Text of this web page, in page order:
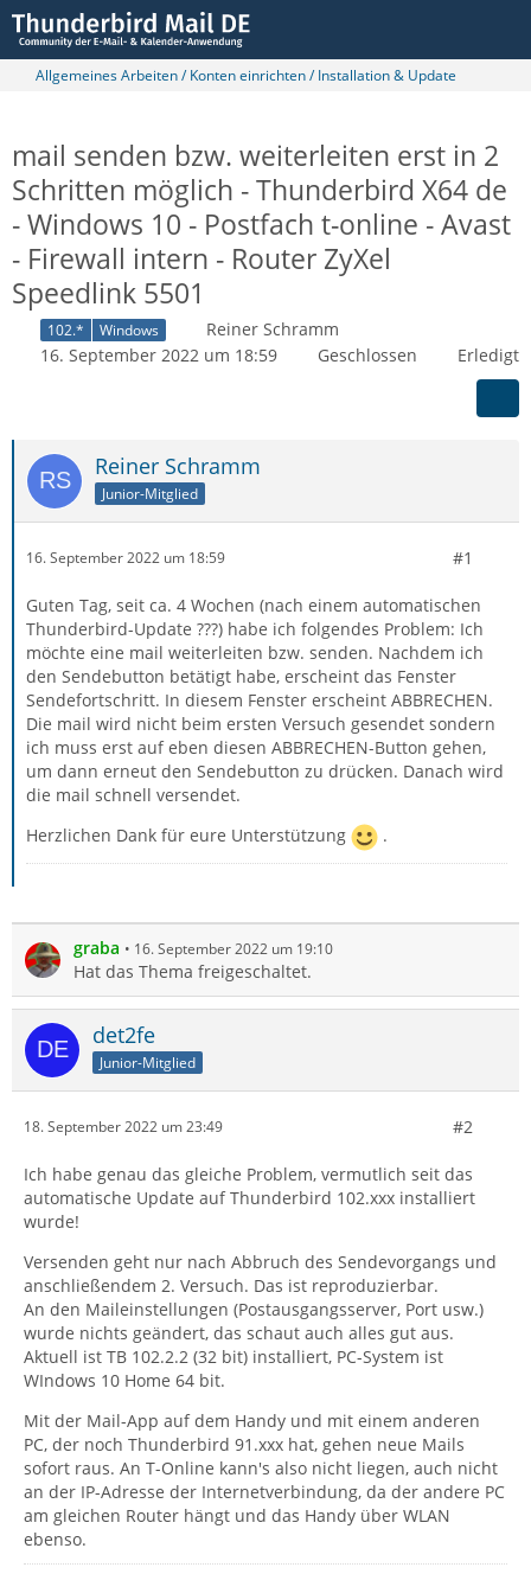
Allgemeines Arbeiten / Konten einrichten / Installation & Update
mail senden bzw. weiterleiten erst in 2
Schritten möglich - Thunderbird X64 de
- Windows 10 - Postfach t-online - Avast
- Firewall intern - Router ZyXel
Speedlink 5501
102.* Windows
Reiner Schramm
16. September 2022 um 18:59
Geschlossen Erledigt
Reiner Schramm
Junior-Mitglied
16. September 2022 um 18:59 #1
Guten Tag, seit ca. 4 Wochen (nach einem automatischen
Thunderbird-Update ???) habe ich folgendes Problem: Ich
möchte eine mail weiterleiten bzw. senden. Nachdem ich
den Sendebutton betätigt habe, erscheint das Fenster
Sendefortschritt. In diesem Fenster erscheint ABBRECHEN.
Die mail wird nicht beim ersten Versuch gesendet sondern
ich muss erst auf eben diesen ABBRECHEN-Button gehen,
um dann erneut den Sendebutton zu drücken. Danach wird
die mail schnell versendet.
Herzlichen Dank für eure Unterstützung
.
graba 16. September 2022 um 19:10
Hat das Thema freigeschaltet.
det2fe
Junior-Mitglied
18. September 2022 um 23:49 #2
Ich habe genau das gleiche Problem, vermutlich seit das
automatische Update auf Thunderbird 102.xxx installiert
wurde!
Versenden geht nur nach Abbruch des Sendevorgangs und
anschließendem 2. Versuch. Das ist reproduzierbar.
An den Maileinstellungen (Postausgangsserver, Port usw.)
wurde nichts geändert, das schaut auch alles gut aus.
Aktuell ist TB 102.2.2 (32 bit) installiert, PC-System ist
WIndows 10 Home 64 bit.
Mit der Mail-App auf dem Handy und mit einem anderen
PC, der noch Thunderbird 91.xxx hat, gehen neue Mails
sofort raus. An T-Online kann's also nicht liegen, auch nicht
an der IP-Adresse der Internetverbindung, da der andere PC
am gleichen Router hängt und das Handy über WLAN
ebenso.